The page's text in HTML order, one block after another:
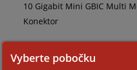
10 Gigabit Mini GBIC Multi
Konektor
Vyberte pobočku